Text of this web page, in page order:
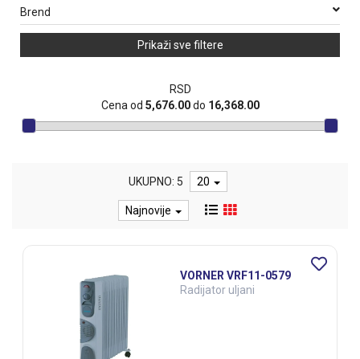
Brend
Prikaži sve filtere
RSD
Cena od 5,676.00do 16,368.00
UKUPNO: 5 20
Najnovije
VORNER VRF11-0579
Radijator uljani